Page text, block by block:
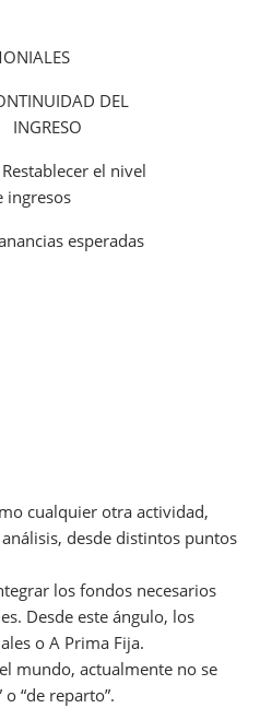
DEL
el nivel
esperadas
cualquier otra actividad,
desde distintos puntos
los fondos necesarios
Desde este ángulo, los
o A Prima Fija.
mundo, actualmente no se
“de reparto”.